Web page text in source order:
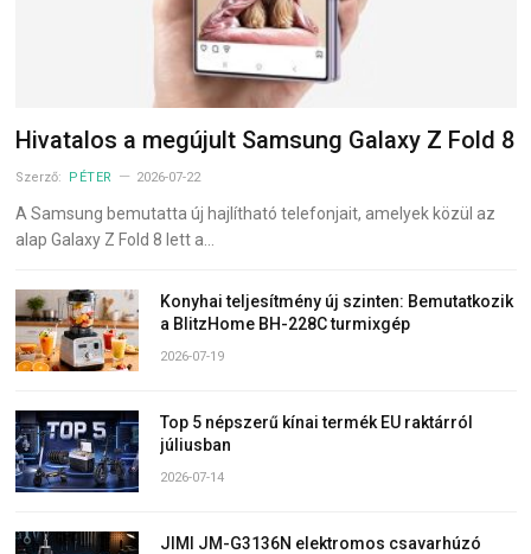
Hivatalos a megújult Samsung Galaxy Z Fold 8
Szerző: PÉTER 2026-07-22
A Samsung bemutatta új hajlítható telefonjait, amelyek közül az
alap Galaxy Z Fold 8 lett a…
Konyhai teljesítmény új szinten: Bemutatkozik
a BlitzHome BH-228C turmixgép
2026-07-19
Top 5 népszerű kínai termék EU raktárról
júliusban
2026-07-14
JIMI JM-G3136N elektromos csavarhúzó